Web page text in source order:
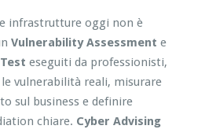
infrastrutture oggi non è
Vulnerability Assessment e
eseguiti da professionisti,
vulnerabilità reali, misurare
sul business e definire
chiare. Cyber Advising